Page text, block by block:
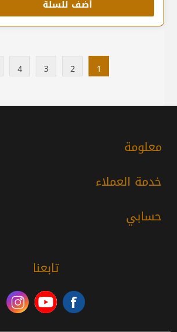
أضف للسلة
1
2
3
4
معلومة
خدمة العملاء
حسابي
تابعنا